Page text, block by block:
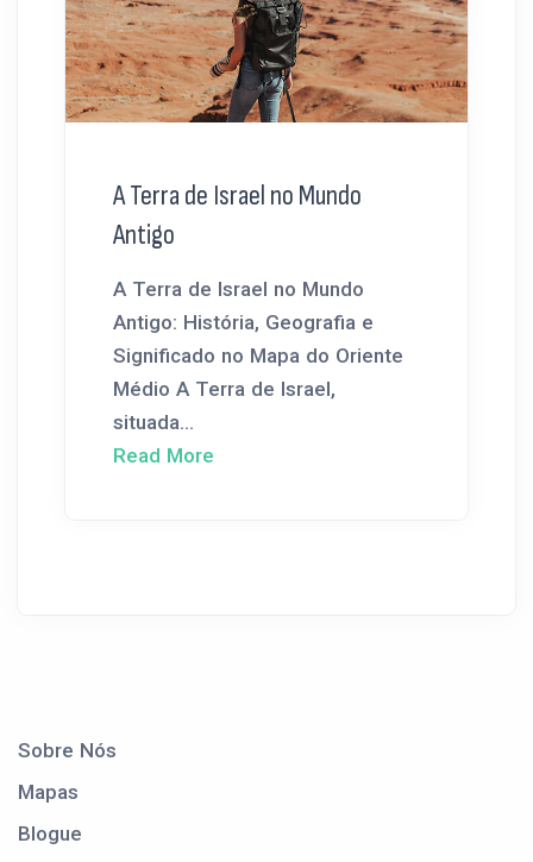
A Terra de Israel no Mundo
Antigo
A Terra de Israel no Mundo
Antigo: História, Geografia e
Significado no Mapa do Oriente
Médio A Terra de Israel,
situada...
Read More
Sobre Nós
Mapas
Blogue